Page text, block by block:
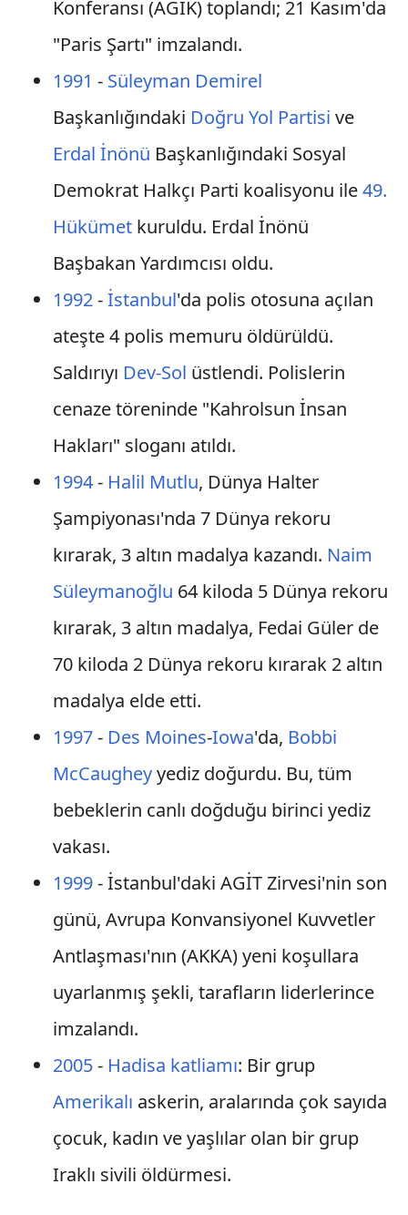
Konferansı (AGİK) toplandı; 21 Kasım'da
"Paris Şartı" imzalandı.
1991 - Süleyman Demirel
Başkanlığındaki Doğru Yol Partisi ve
Erdal İnönü Başkanlığındaki Sosyal
Demokrat Halkçı Parti koalisyonu ile49.
Hükümetkuruldu. Erdal İnönü
Başbakan Yardımcısı oldu.
1992-İstanbul'da polis otosuna açılan
ateşte 4 polis memuru öldürüldü.
Saldırıyı Dev-Sol üstlendi. Polislerin
cenaze töreninde "Kahrolsun İnsan
Hakları" sloganı atıldı.
1994- Halil Mutlu, Dünya Halter
Şampiyonası'nda 7 Dünya rekoru
kırarak, 3 altın madalya kazandı. Naim
Süleymanoğlu 64 kiloda 5 Dünya rekoru
kırarak, 3 altın madalya, Fedai Güler de
70 kiloda 2 Dünya rekoru kırarak 2 altın
madalya elde etti.
1997- Des Moines-Iowa'da, Bobbi
McCaugheyyediz doğurdu. Bu, tüm
bebeklerin canlı doğduğu birinci yediz
vakası.
1999- İstanbul'daki AGİT Zirvesi'nin son
günü, Avrupa Konvansiyonel Kuvvetler
Antlaşması'nın (AKKA) yeni koşullara
uyarlanmış şekli, tarafların liderlerince
imzalandı.
2005- Hadisa katliamı: Bir grup
Amerikalı askerin, aralarında çok sayıda
çocuk, kadın ve yaşlılar olan bir grup
Iraklı sivili öldürmesi.